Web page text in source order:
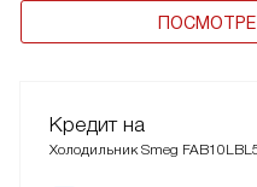
Кредит на
Холодильник Smeg